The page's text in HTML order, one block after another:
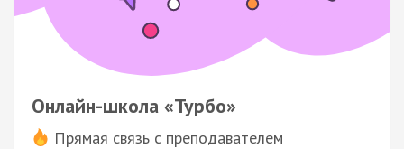
Онлайн-школа «Турбо»
Прямая связь с преподавателем